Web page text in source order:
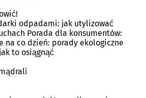
odpadami: jak utylizować
Porada dla konsumentów:
na co dzień: porady ekologiczne
to osiągnąć